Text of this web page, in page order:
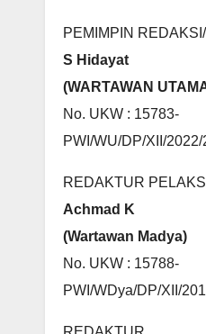
PEMIMPIN
S Hidayat
(WARTAWAN
No. UKW : 15783-
PWI/WU/DP/XII/2022/
REDAKTUR
Achmad K
(Wartawan Madya)
No. UKW : 15788-
PWI/WDya/DP/XII/